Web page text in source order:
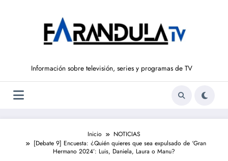
Información sobre televisión, series y programas de TV
Inicio
NOTICIAS
[Debate 9] Encuesta: ¿Quién quieres que sea expulsado de ‘Gran
Hermano 2024’: Luis, Daniela, Laura o Manu?